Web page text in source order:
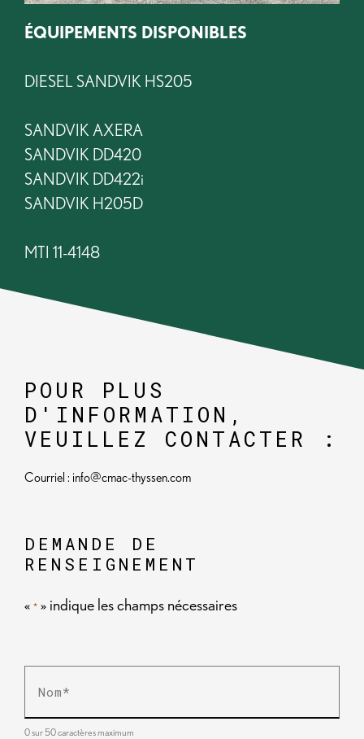
ÉQUIPEMENTS DISPONIBLES
DIESEL SANDVIK HS205
SANDVIK AXERA
SANDVIK DD420
SANDVIK DD422i
SANDVIK H205D
MTI 11-4148
POUR PLUS
D'INFORMATION,
VEUILLEZ CONTACTER :
Courriel : info@cmac-thyssen.com
DEMANDE DE
RENSEIGNEMENT
« * » indique les champs nécessaires
0 sur 50 caractères maximum